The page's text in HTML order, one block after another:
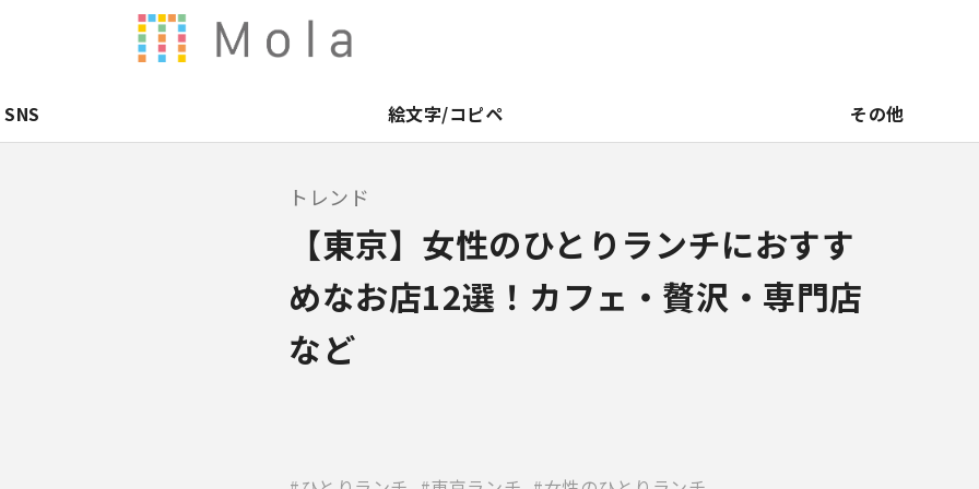
SNS 絵文字/コピペ その他
トレンド
【東京】女性のひとりランチにおすす
めなお店12選！カフェ・贅沢・専門店
など